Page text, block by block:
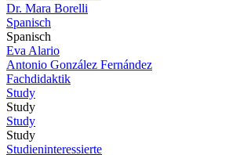
Dr. Mara Borelli
Spanisch
Spanisch
Eva Alario
Antonio González Fernández
Fachdidaktik
Study
Study
Study
Study
Studieninteressierte